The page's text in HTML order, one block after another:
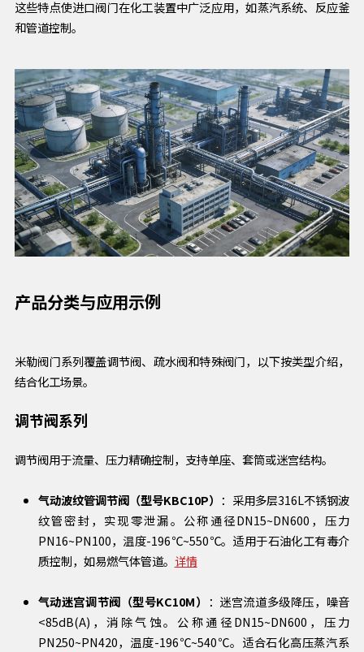
这些特点使进口阀门在化工装置中广泛应用，如蒸汽系统、反应釜
和管道控制。
产品分类与应用示例
米勒阀门系列覆盖调节阀、疏水阀和特殊阀门，以下按类型介绍，
结合化工场景。
调节阀系列
调节阀用于流量、压力精确控制，支持单座、套筒或迷宫结构。
气动波纹管调节阀（型号KBC10P） ：采用多层316L不锈钢波
纹管密封，实现零泄漏。公称通径DN15~DN600，压力
PN16~PN100，温度-196℃~550℃。适用于石油化工有毒介
质控制，如易燃气体管道。 详情
气动迷宫调节阀（型号KC10M）
：迷宫流道多级降压，噪音
<85dB(A)，消除气蚀。公称通径DN15~DN600，压力
PN250~PN420，温度-196℃~540℃。适合石化高压蒸汽系